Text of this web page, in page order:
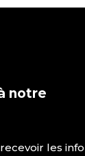
notre
les